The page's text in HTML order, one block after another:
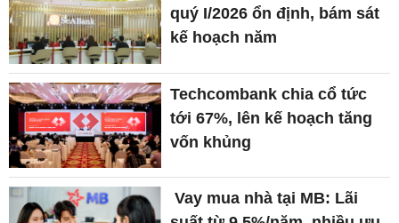
quý I/2026 ổn định, bám sát
kế hoạch năm
Techcombank chia cổ tức
tới 67%, lên kế hoạch tăng
vốn khủng
Vay mua nhà tại MB: Lãi